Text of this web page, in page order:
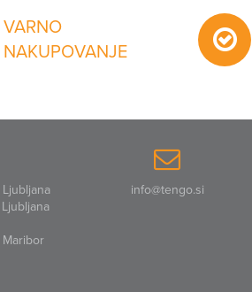
VARNO
NAKUPOVANJE
info@tengo.si